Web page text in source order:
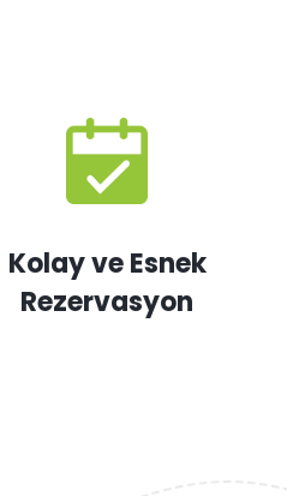
Kolay ve Esnek
Rezervasyon